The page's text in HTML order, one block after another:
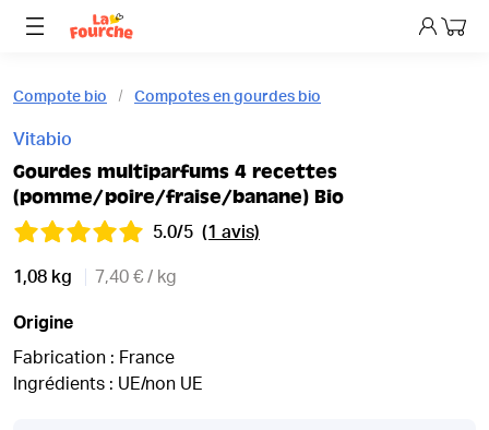
Mon
Compote bio Compotes en gourdes bio
Vitabio
Gourdes multiparfums 4 recettes
(pomme/poire/fraise/banane) Bio
5.0/5 (1 avis)
1,08 kg 7,40 € / kg
Origine
Fabrication : France
Ingrédients : UE/non UE